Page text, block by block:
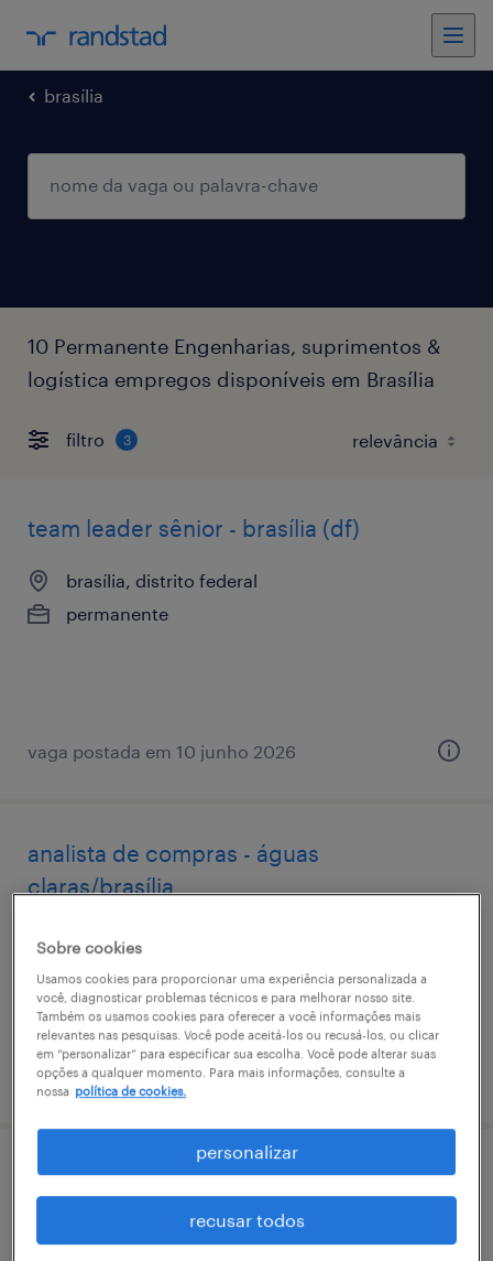
brasília
10 Permanente Engenharias, suprimentos &
logística empregos disponíveis em Brasília
filtro 3
team leader sênior - brasília (df)
brasília, distrito federal
permanente
vaga postada em 10 junho 2026
analista de compras - águas
claras/brasília
brasília, distrito federal
permanente
R$500 - R$1,500 por mês
vaga postada em 9 março 2026
operador logístico iii - brasília
brasília, distrito federal
Sobre cookies
Usamos cookies para proporcionar uma experiência personalizada a
você, diagnosticar problemas técnicos e para melhorar nosso site.
Também os usamos cookies para oferecer a você informações mais
relevantes nas pesquisas. Você pode aceitá-los ou recusá-los, ou clicar
em “personalizar” para especificar sua escolha. Você pode alterar suas
opções a qualquer momento. Para mais informações, consulte a
nossa política de cookies.
personalizar
recusar todos